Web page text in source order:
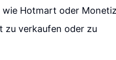
Hotmart oder
zu verkaufen oder zu